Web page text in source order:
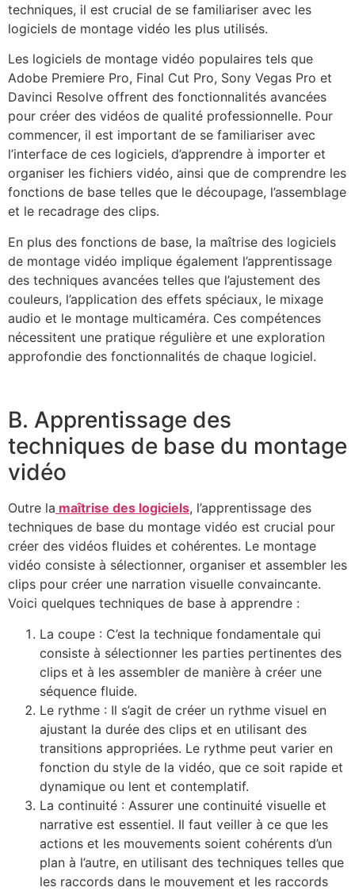
techniques, il est crucial de se familiariser avec les
logiciels de montage vidéo les plus utilisés.
Les logiciels de montage vidéo populaires tels que
Adobe Premiere Pro, Final Cut Pro, Sony Vegas Pro et
Davinci Resolve offrent des fonctionnalités avancées
pour créer des vidéos de qualité professionnelle. Pour
commencer, il est important de se familiariser avec
l’interface de ces logiciels, d’apprendre à importer et
organiser les fichiers vidéo, ainsi que de comprendre les
fonctions de base telles que le découpage, l’assemblage
et le recadrage des clips.
En plus des fonctions de base, la maîtrise des logiciels
de montage vidéo implique également l’apprentissage
des techniques avancées telles que l’ajustement des
couleurs, l’application des effets spéciaux, le mixage
audio et le montage multicaméra. Ces compétences
nécessitent une pratique régulière et une exploration
approfondie des fonctionnalités de chaque logiciel.
B. Apprentissage des
techniques de base du montage
vidéo
Outre la maîtrise des logiciels, l’apprentissage des
techniques de base du montage vidéo est crucial pour
créer des vidéos fluides et cohérentes. Le montage
vidéo consiste à sélectionner, organiser et assembler les
clips pour créer une narration visuelle convaincante.
Voici quelques techniques de base à apprendre :
La coupe : C’est la technique fondamentale qui
consiste à sélectionner les parties pertinentes des
clips et à les assembler de manière à créer une
séquence fluide.
Le rythme : Il s’agit de créer un rythme visuel en
ajustant la durée des clips et en utilisant des
transitions appropriées. Le rythme peut varier en
fonction du style de la vidéo, que ce soit rapide et
dynamique ou lent et contemplatif.
La continuité : Assurer une continuité visuelle et
narrative est essentiel. Il faut veiller à ce que les
actions et les mouvements soient cohérents d’un
plan à l’autre, en utilisant des techniques telles que
les raccords dans le mouvement et les raccords